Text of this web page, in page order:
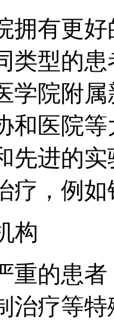
拥有更
类型的
学院附
和医院
先进的
疗，例
构
重的患
治疗等